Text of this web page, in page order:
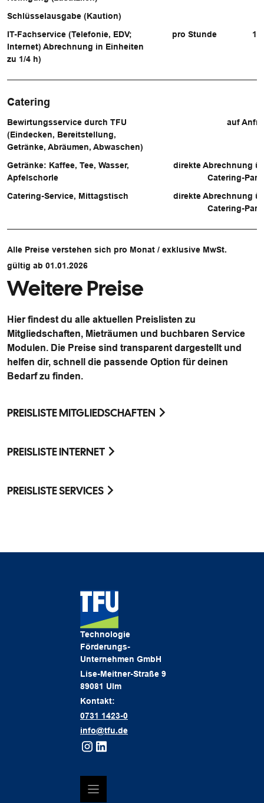
Schlüsselausgabe (Kaution)
IT-Fachservice (Telefonie, EDV;
Internet) Abrechnung in Einheiten
zu 1/4 h)
pro Stunde
Catering
Bewirtungsservice durch TFU
(Eindecken, Bereitstellung,
Getränke, Abräumen, Abwaschen)
auf
Getränke: Kaffee, Tee, Wasser,
Apfelschorle
direkte Abrechnung
Catering-
Catering-Service, Mittagstisch
direkte Abrechnung
Catering-
Alle Preise verstehen sich pro Monat / exklusive MwSt.
gültig ab 01.01.2026
Weitere Preise
Hier findest du alle aktuellen Preislisten zu
Mitgliedschaften, Mieträumen und buchbaren Service
Modulen. Die Preise sind transparent dargestellt und
helfen dir, schnell die passende Option für deinen
Bedarf zu finden.
PREISLISTE MITGLIEDSCHAFTEN
PREISLISTE INTERNET
PREISLISTE SERVICES
Technologie
Förderungs-
Unternehmen GmbH
Lise-Meitner-Straße 9
89081 Ulm
Kontakt:
0731 1423-0
info@tfu.de